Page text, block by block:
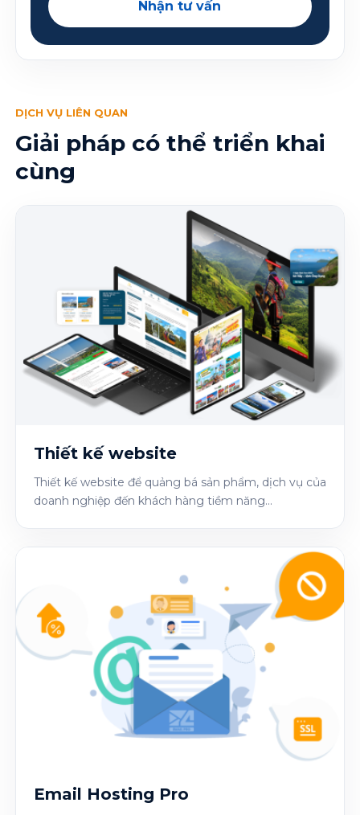
Nhận tư vấn
DỊCH VỤ LIÊN QUAN
Giải pháp có thể triển khai
cùng
Thiết kế website
Thiết kế website để quảng bá sản phẩm, dịch vụ của
doanh nghiệp đến khách hàng tiềm năng...
Email Hosting Pro